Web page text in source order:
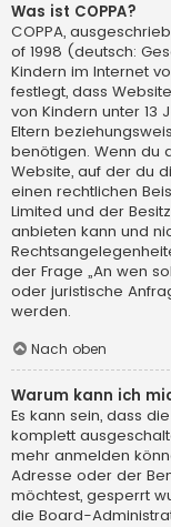
Was ist COPPA?
COPPA,
of 1998 (deutsch:
Kindern im Internet
festlegt, dass
von Kindern unter 13
Eltern
benötigen. Wenn du
Website, auf der du
einen rechtlichen
Limited und der
anbieten kann und
der Frage „An wen
oder juristische
werden.
Nach oben
Warum kann ich
Es kann sein, dass
komplett
mehr anmelden
Adresse oder der
möchtest, gesperrt
die Board-